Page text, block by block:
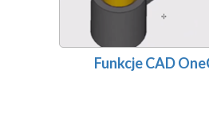
Funkcje CAD